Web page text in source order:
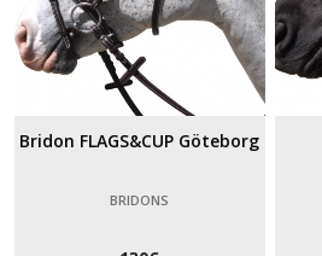
Bridon FLAGS&CUP Göteborg
BRIDONS